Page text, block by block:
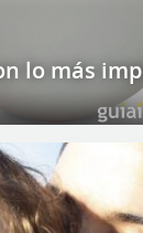
lo más